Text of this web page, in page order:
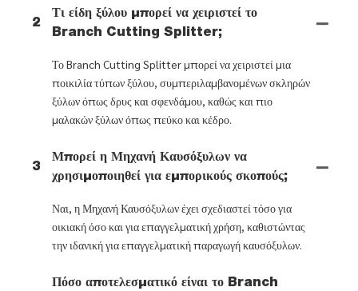
2
Τι είδη ξύλου μπορεί να χειριστεί το
Branch Cutting Splitter;
Το Branch Cutting Splitter μπορεί να χειριστεί μια
ποικιλία τύπων ξύλου, συμπεριλαμβανομένων σκληρών
ξύλων όπως δρυς και σφενδάμου, καθώς και πιο
μαλακών ξύλων όπως πεύκο και κέδρο.
3
Μπορεί η Μηχανή Καυσόξυλων να
χρησιμοποιηθεί για εμπορικούς σκοπούς;
Ναι, η Μηχανή Καυσόξυλων έχει σχεδιαστεί τόσο για
οικιακή όσο και για επαγγελματική χρήση, καθιστώντας
την ιδανική για επαγγελματική παραγωγή καυσόξυλων.
Πόσο αποτελεσματικό είναι το Branch